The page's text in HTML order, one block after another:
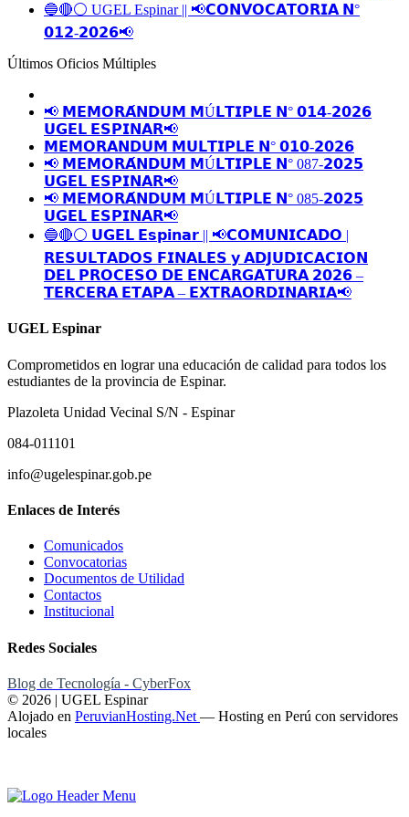
🔵🔴⚪️ UGEL Espinar || 📢𝗖𝗢𝗡𝗩𝗢𝗖𝗔𝗧𝗢𝗥𝗜𝗔 𝗡°
𝟬𝟭𝟮-𝟮𝟬𝟮𝟲📢
Últimos Oficios Múltiples
📢 𝗠𝗘𝗠𝗢𝗥𝗔́𝗡𝗗𝗨𝗠 𝗠Ú𝗟𝗧𝗜𝗣𝗟𝗘 𝗡° 𝟬𝟭𝟰-𝟮𝟬𝟮𝟲
𝗨𝗚𝗘𝗟 𝗘𝗦𝗣𝗜𝗡𝗔𝗥📢
𝗠𝗘𝗠𝗢𝗥𝗔𝗡𝗗𝗨𝗠 𝗠𝗨𝗟𝗧𝗜𝗣𝗟𝗘 𝗡° 𝟬𝟭𝟬-𝟮𝟬𝟮𝟲
📢 𝗠𝗘𝗠𝗢𝗥𝗔́𝗡𝗗𝗨𝗠 𝗠Ú𝗟𝗧𝗜𝗣𝗟𝗘 𝗡° 087-𝟮𝟬𝟮𝟱
𝗨𝗚𝗘𝗟 𝗘𝗦𝗣𝗜𝗡𝗔𝗥📢
📢 𝗠𝗘𝗠𝗢𝗥𝗔́𝗡𝗗𝗨𝗠 𝗠Ú𝗟𝗧𝗜𝗣𝗟𝗘 𝗡° 085-𝟮𝟬𝟮𝟱
𝗨𝗚𝗘𝗟 𝗘𝗦𝗣𝗜𝗡𝗔𝗥📢
🔵🔴⚪️ 𝗨𝗚𝗘𝗟 𝗘𝘀𝗽𝗶𝗻𝗮𝗿 || 📢𝗖𝗢𝗠𝗨𝗡𝗜𝗖𝗔𝗗𝗢 |
𝗥𝗘𝗦𝗨𝗟𝗧𝗔𝗗𝗢𝗦 𝗙𝗜𝗡𝗔𝗟𝗘𝗦 𝘆 𝗔𝗗𝗝𝗨𝗗𝗜𝗖𝗔𝗖𝗜𝗢𝗡
𝗗𝗘𝗟 𝗣𝗥𝗢𝗖𝗘𝗦𝗢 𝗗𝗘 𝗘𝗡𝗖𝗔𝗥𝗚𝗔𝗧𝗨𝗥𝗔 𝟮𝟬𝟮𝟲 –
𝗧𝗘𝗥𝗖𝗘𝗥𝗔 𝗘𝗧𝗔𝗣𝗔 – 𝗘𝗫𝗧𝗥𝗔𝗢𝗥𝗗𝗜𝗡𝗔𝗥𝗜𝗔📢
UGEL Espinar
Comprometidos en lograr una educación de calidad para todos los
estudiantes de la provincia de Espinar.
Plazoleta Unidad Vecinal S/N - Espinar
084-011101
info@ugelespinar.gob.pe
Enlaces de Interés
Comunicados
Convocatorias
Documentos de Utilidad
Contactos
Institucional
Redes Sociales
Blog de Tecnología - CyberFox
© 2026 | UGEL Espinar
Alojado en PeruvianHosting.Net — Hosting en Perú con servidores
locales